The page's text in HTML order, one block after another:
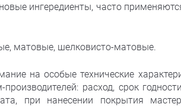
ингередиенты, часто
матовые, шелковисто-матовые.
на особые технические
расход, срок
при нанесении покрытия